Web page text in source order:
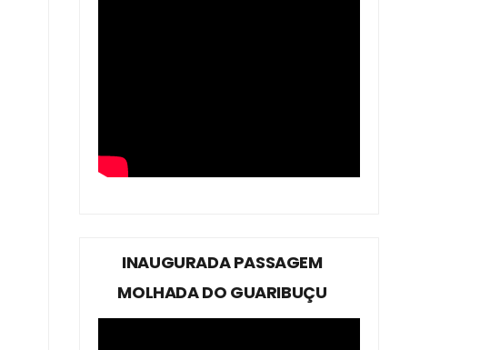
INAUGURADA PASSAGEM
MOLHADA DO GUARIBUÇU